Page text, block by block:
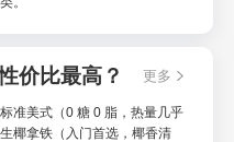
价比最高？ 更多
准美式（0 糖 0 脂，热量几乎
椰拿铁（入门首选，椰香清